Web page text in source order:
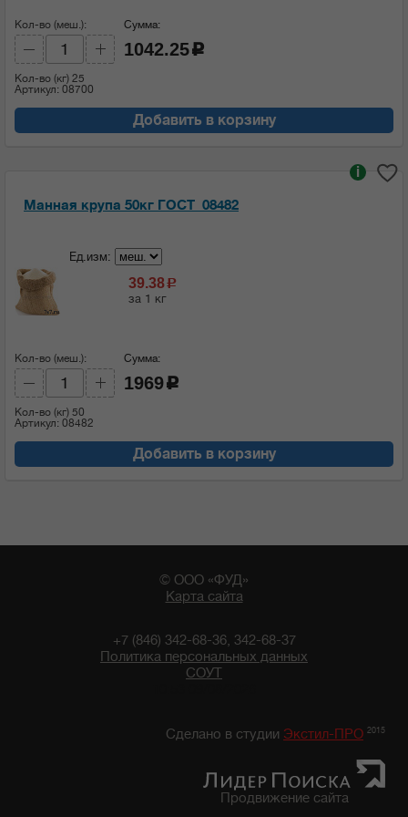
Кол-во (меш.):
Кол-во (кг) 25
Артикул: 08700
Сумма:
1042.25 c
Добавить в корзину
Манная крупа 50кг ГОСТ_08482
i
Ед.изм:
39.38c
за 1 кг
Кол-во (меш.):
Кол-во (кг) 50
Артикул: 08482
Сумма:
1969 c
Добавить в корзину
© ООО «ФУД»
Карта сайта
+7 (846) 342-68-36, 342-68-37
Политика персональных данных
СОУТ
Сделано в студии Экстил-ПРО 2015
Продвижение сайта